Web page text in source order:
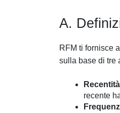
A.
RFM ti fornisce a
sulla base di tre
recente